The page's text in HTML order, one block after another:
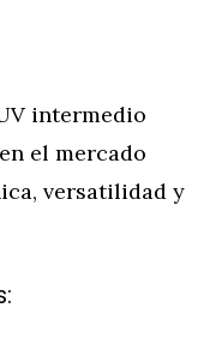
intermedio
el mercado
versatilidad y